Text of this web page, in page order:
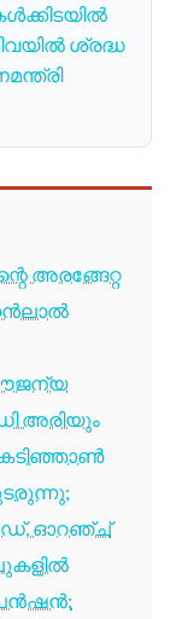
ശ്രദ്ധ
അരങ്ങേറ്റ
അരിയും
കടിഞ്ഞാൺ
ഓറഞ്ച്